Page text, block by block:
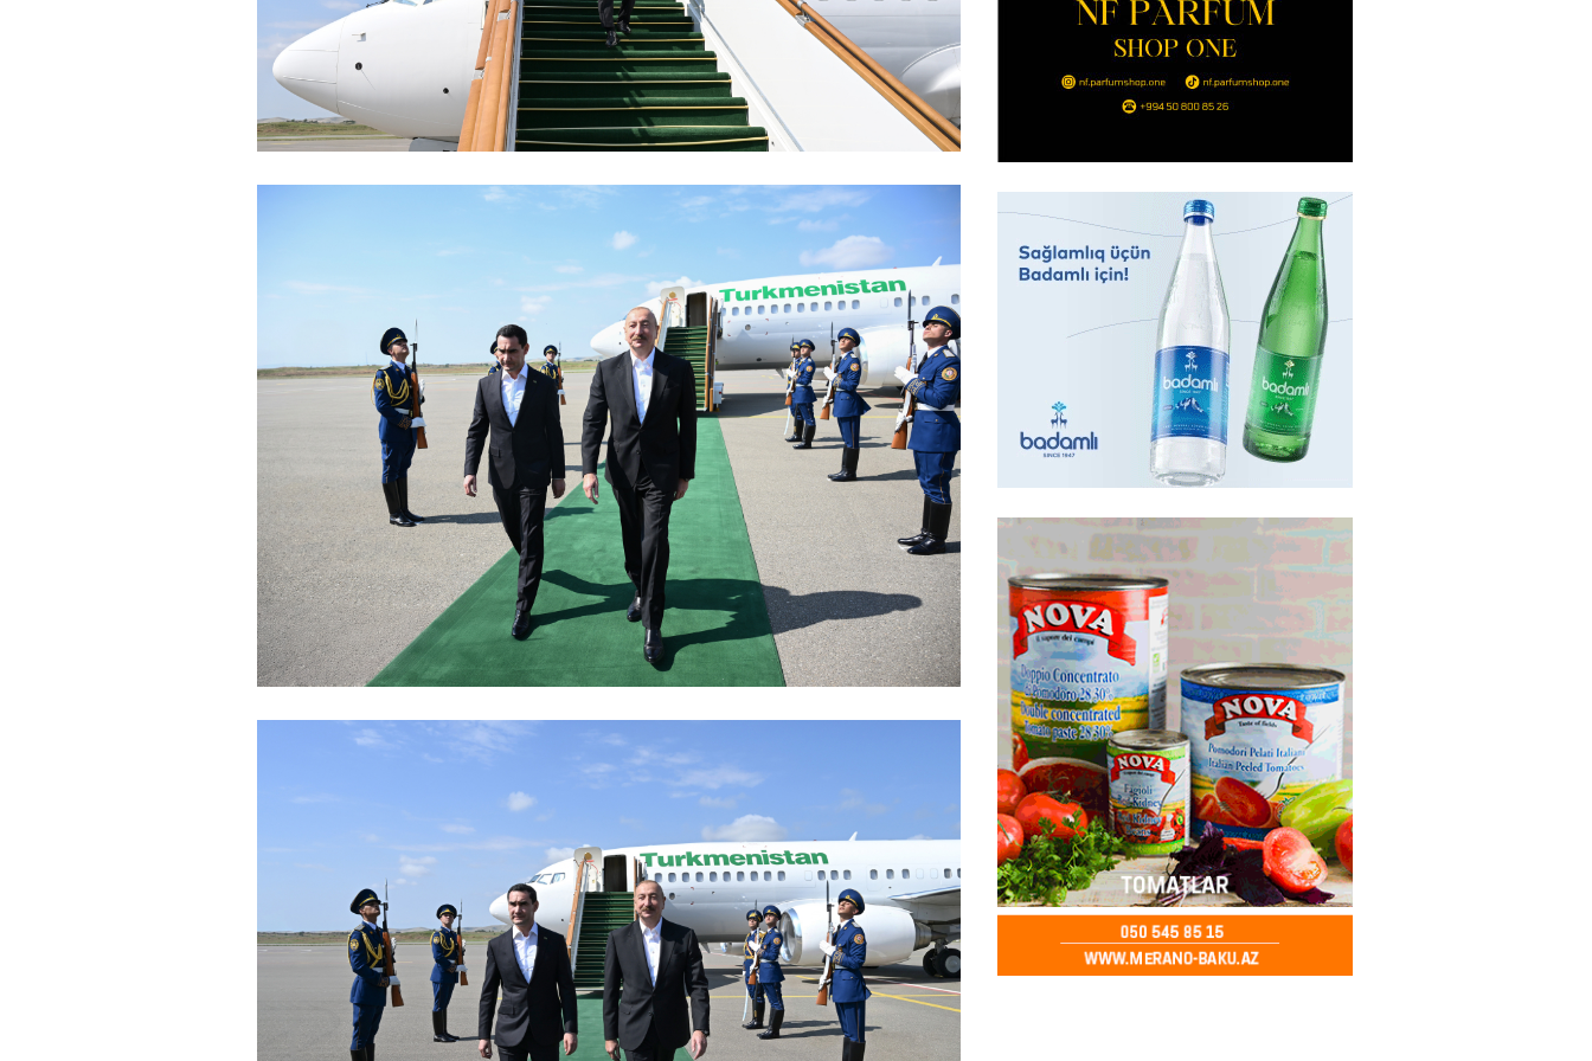
95 yaşlı qadının milyonluq mirası ilə
bağlı qalmaqal: 546 min manatı 20
günə xərclədilər
07.08.2026- 17:15
07.08.2026 300
GÜNDƏM
Ülviyyə İlyasova fəhləyə borclu qalıb?
07.08.2026- 16:45 299
“Birgə Strateji Müdafiə Sazişi”nin
əhəmiyyəti nədir? -ŞƏRH
Albaniya klubuna keçən Kamil
“Liverpul”da oynamaq istəyir
07.08.2026- 16:15 270
HADISƏ
Tovuzda qadın qətlə yetirildi – Şübhəli
qardaşı oğludur
07.08.2026- 16:00 256
GÜNDƏM
Türkiyədə 37,6 milyon, Rusiyada 16,7
milyon – Azərbaycanlıların yemək
xərcləri
07.08.2026- 15:45